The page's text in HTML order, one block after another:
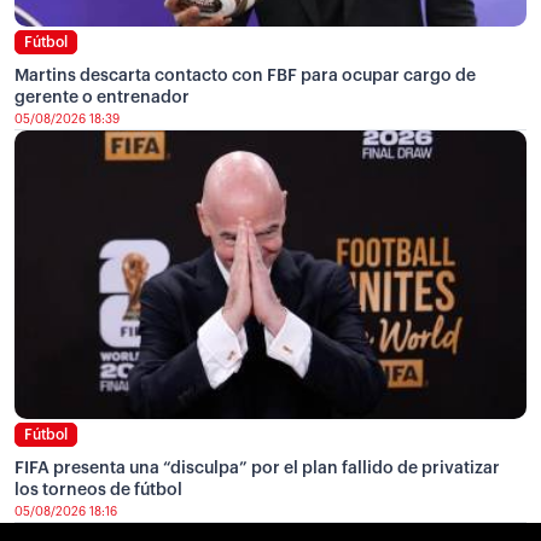
Fútbol
Martins descarta contacto con FBF para ocupar cargo de
gerente o entrenador
05/08/2026 18:39
Fútbol
FIFA presenta una “disculpa” por el plan fallido de privatizar
los torneos de fútbol
05/08/2026 18:16